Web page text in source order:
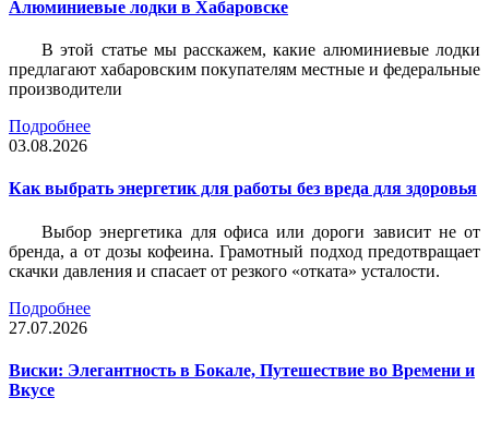
Алюминиевые лодки в Хабаровске
В этой статье мы расскажем, какие алюминиевые лодки
предлагают хабаровским покупателям местные и федеральные
производители
Подробнее
03.08.2026
Как выбрать энергетик для работы без вреда для здоровья
Выбор энергетика для офиса или дороги зависит не от
бренда, а от дозы кофеина. Грамотный подход предотвращает
скачки давления и спасает от резкого «отката» усталости.
Подробнее
27.07.2026
Виски: Элегантность в Бокале, Путешествие во Времени и
Вкусе